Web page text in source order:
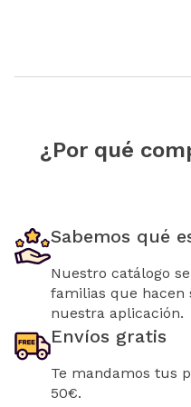
¿Por qué
Sabemos qué
Nuestro catálogo
familias que hacen
nuestra aplicación.
Envíos gratis
Te mandamos tus
50€.